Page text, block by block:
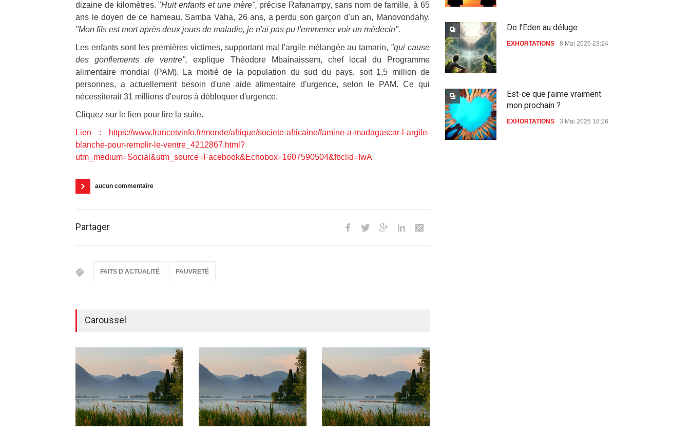
dizaine de kilomètres. "Huit enfants et une mère", précise Rafanampy, sans nom de famille, à 65
ans le doyen de ce hameau. Samba Vaha, 26 ans, a perdu son garçon d'un an, Manovondahy.
"Mon fils est mort après deux jours de maladie, je n'ai pas pu l'emmener voir un médecin".
Les enfants sont les premières victimes, supportant mal l'argile mélangée au tamarin, "qui cause
des gonflements de ventre", explique Théodore Mbainaissem, chef local du Programme
alimentaire mondial (PAM). La moitié de la population du sud du pays, soit 1,5 million de
personnes, a actuellement besoin d'une aide alimentaire d'urgence, selon le PAM. Ce qui
nécessiterait 31 millions d'euros à débloquer d'urgence.
Cliquez sur le lien pour lire la suite.
Lien : https://www.francetvinfo.fr/monde/afrique/societe-africaine/famine-a-madagascar-l-argile-
blanche-pour-remplir-le-ventre_4212867.html?
utm_medium=Social&utm_source=Facebook&Echobox=1607590504&fbclid=IwA
aucun commentaire
Partager
FAITS D'ACTUALITÉ PAUVRETÉ
Caroussel
De l’Eden au déluge
EXHORTATIONS 8 Mai 2026 23:24
Est-ce que j’aime vraiment
mon prochain ?
EXHORTATIONS 3 Mai 2026 18:26